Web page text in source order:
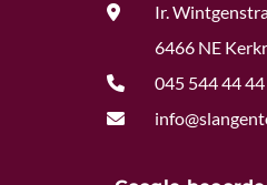

Ir.
6466 NE

045 544 44 44
